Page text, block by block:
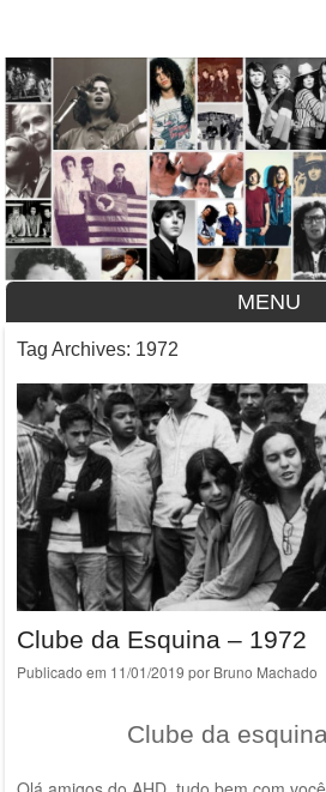
A História do
MENU
Skip to content
Tag Archives: 1972
Clube da Esquina – 1972
Publicado em 11/01/2019 por Bruno Machado
Clube da